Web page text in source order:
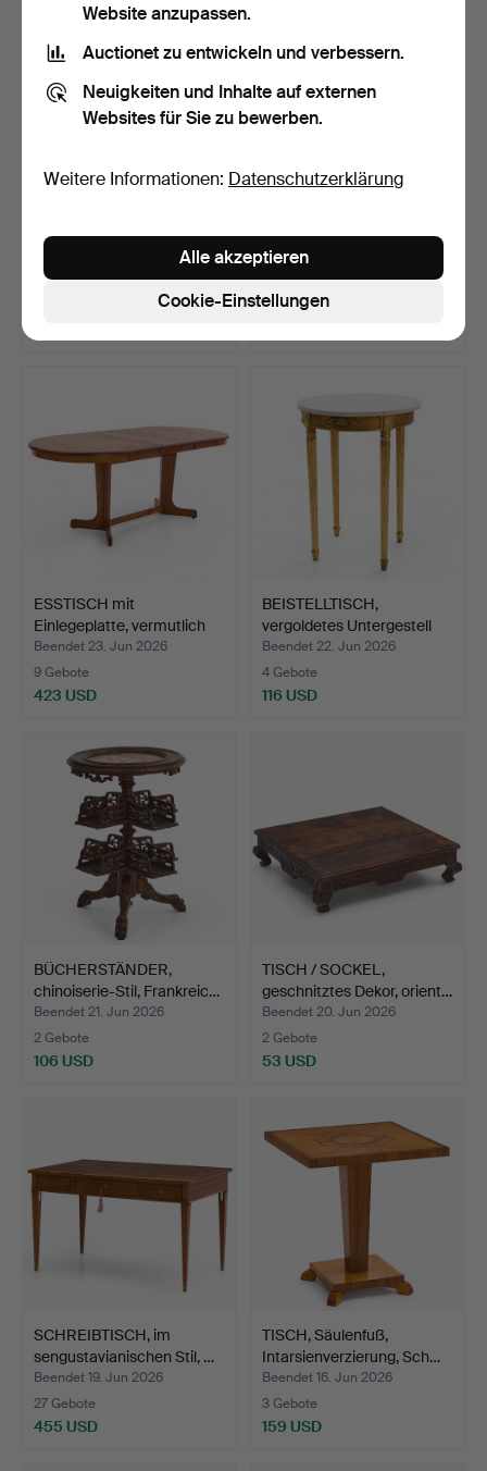
KLAPPSTUHL, mit
Charm…
Beendet 24. Jun 2026
SÄNGBORD mit
Schublade, AB Carlström &
Co,…
Beendet 24. Jun 2026
1 Gebot
ESSTISCH mit
Einlegeplatte, vermutlich
Dän…
Beendet 23. Jun 2026
9 Gebote
423 USD
BEISTELLTISCH,
vergoldetes Untergestell
mi…
Beendet 22. Jun 2026
4 Gebote
116 USD
BÜCHERSTÄNDER,
chinoiserie-Stil, Frankreic…
Beendet 21. Jun 2026
2 Gebote
106 USD
TISCH / SOCKEL,
geschnitztes Dekor, orient…
Beendet 20. Jun 2026
2 Gebote
53 USD
SCHREIBTISCH, im
sengustavianischen Stil, …
Beendet 19. Jun 2026
27 Gebote
455 USD
TISCH, Säulenfuß,
Intarsienverzierung, Sch…
Beendet 16. Jun 2026
3 Gebote
159 USD
Website anzupassen.
Auctionet zu entwickeln und verbessern.
Neuigkeiten und Inhalte auf externen
Websites für Sie zu bewerben.
Weitere Informationen: Datenschutzerklärung
Cookie-Einstellungen
Alle akzeptieren